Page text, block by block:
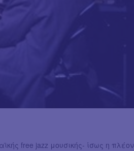
free jazz μουσικής- ίσως η πλέον